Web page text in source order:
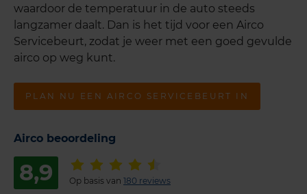
waardoor de temperatuur in de auto steeds
langzamer daalt. Dan is het tijd voor een Airco
Servicebeurt, zodat je weer met een goed gevulde
airco op weg kunt.
PLAN NU EEN AIRCO SERVICEBEURT IN
Airco beoordeling
8,9 Op basis van 180 reviews